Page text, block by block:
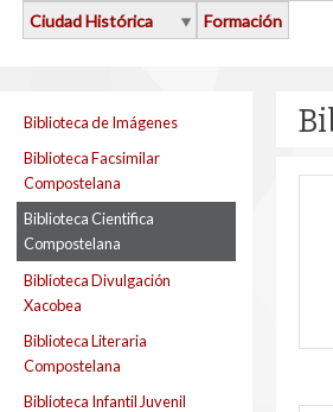
Ciudad Histórica
Formación
Biblioteca de Imágenes
Biblioteca Facsimilar
Compostelana
Biblioteca Cientifica
Compostelana
Biblioteca Divulgación
Xacobea
Biblioteca Literaria
Compostelana
Biblioteca Infantil Juvenil